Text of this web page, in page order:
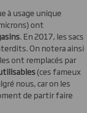
à usage unique
ont
. En 2017, les sacs
On notera ainsi
ont remplacés par
(ces fameux
nous, car on les
de partir faire